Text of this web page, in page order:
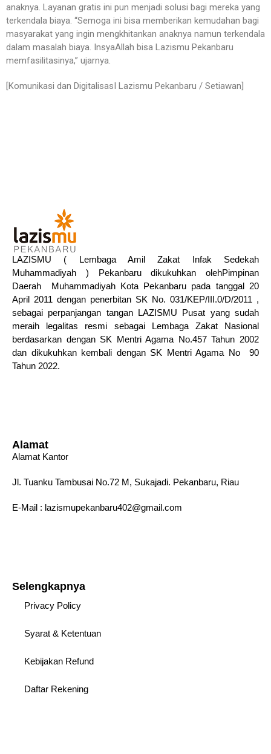
anaknya. Layanan gratis ini pun menjadi solusi bagi mereka yang
terkendala biaya. “Semoga ini bisa memberikan kemudahan bagi
masyarakat yang ingin mengkhitankan anaknya namun terkendala
dalam masalah biaya. InsyaAllah bisa Lazismu Pekanbaru
memfasilitasinya,” ujarnya.
[Komunikasi dan DigitalisasI Lazismu Pekanbaru / Setiawan]
LAZISMU ( Lembaga Amil Zakat Infak Sedekah
Muhammadiyah ) Pekanbaru dikukuhkan olehPimpinan
Daerah Muhammadiyah Kota Pekanbaru pada tanggal 20
April 2011 dengan penerbitan SK No. 031/KEP/III.0/D/2011 ,
sebagai perpanjangan tangan LAZISMU Pusat yang sudah
meraih legalitas resmi sebagai Lembaga Zakat Nasional
berdasarkan dengan SK Mentri Agama No.457 Tahun 2002
dan dikukuhkan kembali dengan SK Mentri Agama No 90
Tahun 2022.
Alamat
Alamat Kantor
Jl. Tuanku Tambusai No.72 M, Sukajadi. Pekanbaru, Riau
E-Mail : lazismupekanbaru402@gmail.com
Selengkapnya
Privacy Policy
Syarat & Ketentuan
Kebijakan Refund
Daftar Rekening